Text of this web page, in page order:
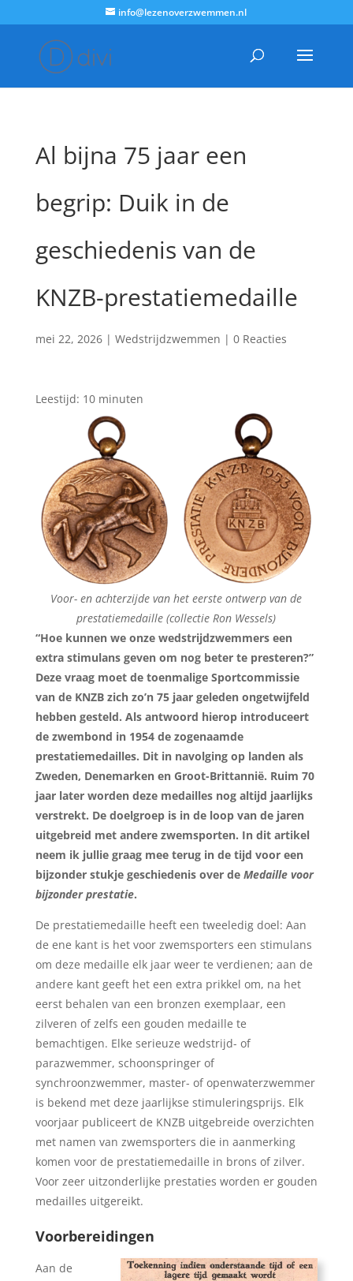
info@lezenoverzwemmen.nl
Al bijna 75 jaar een
begrip: Duik in de
geschiedenis van de
KNZB-prestatiemedaille
mei 22, 2026| Wedstrijdzwemmen | 0 Reacties
Leestijd: 10 minuten
Voor- en achterzijde van het eerste ontwerp van de
prestatiemedaille (collectie Ron Wessels)
“Hoe kunnen we onze wedstrijdzwemmers een
extra stimulans geven om nog beter te presteren?”
Deze vraag moet de toenmalige Sportcommissie
van de KNZB zich zo’n 75 jaar geleden ongetwijfeld
hebben gesteld. Als antwoord hierop introduceert
de zwembond in 1954 de zogenaamde
prestatiemedailles. Dit in navolging op landen als
Zweden, Denemarken en Groot-Brittannië. Ruim 70
jaar later worden deze medailles nog altijd jaarlijks
verstrekt. De doelgroep is in de loop van de jaren
uitgebreid met andere zwemsporten. In dit artikel
neem ik jullie graag mee terug in de tijd voor een
bijzonder stukje geschiedenis over de Medaille voor
bijzonder prestatie.
De prestatiemedaille heeft een tweeledig doel: Aan
de ene kant is het voor zwemsporters een stimulans
om deze medaille elk jaar weer te verdienen; aan de
andere kant geeft het een extra prikkel om, na het
eerst behalen van een bronzen exemplaar, een
zilveren of zelfs een gouden medaille te
bemachtigen. Elke serieuze wedstrijd- of
parazwemmer, schoonspringer of
synchroonzwemmer, master- of openwaterzwemmer
is bekend met deze jaarlijkse stimuleringsprijs. Elk
voorjaar publiceert de KNZB uitgebreide overzichten
met namen van zwemsporters die in aanmerking
komen voor de prestatiemedaille in brons of zilver.
Voor zeer uitzonderlijke prestaties worden er gouden
medailles uitgereikt.
Voorbereidingen
Aan de